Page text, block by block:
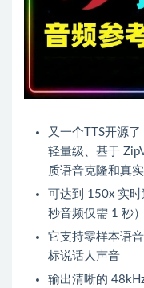
又一个 TTS开源了
轻量级、基于
质语音克隆和真
可达到 150x 实
秒音频仅需 1 秒）
它支持零样本语
标说话人声音
输出清晰的